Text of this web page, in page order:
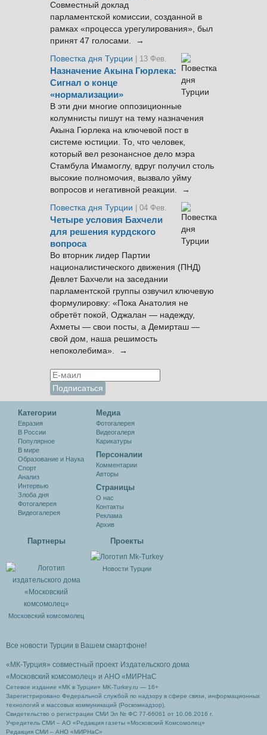
Совместный доклад
парламентской комиссии, созданной в
рамках «процесса урегулирования», был
принят 47 голосами. →
Повестка дня Турции
| 13 Фев.
Назначение Акына Гюрлека:
Сигнал о конце
«нормализации»
В эти дни многие оппозиционные
колумнисты пишут на тему назначения
Акына Гюрлека на ключевой пост в
системе юстиции. То, что человек,
который вел резонансное дело мэра
Стамбула Имамоглу, вдруг получил столь
высокие полномочия, вызвало уйму
вопросов и негативной реакции. →
Повестка дня Турции
| 04 Фев.
Четыре условия Бахчели
для решения курдского
вопроса
Во вторник лидер Партии
националистического движения (ПНД)
Девлет Бахчели на заседании
парламентской группы озвучил ключевую
формулировку: «Пока Анатолия не
обретёт покой, Оджалан — надежду,
Ахметы — свои посты, а Демирташ —
свой дом, наша решимость
непоколебима». →
Категории
Евразия
В России
Популярное
В мире
Образование и Наука
Спорт
Анализ
Интервью
Злоба дня
Фотогалерея
Видеогалерея
Медиа
Фотогалерея
Видеогалеря
Карикатуры
Персоналии
Комментарии
Авторы
Cтраницы
О нас
Контакты
Реклама
Архив
Партнеры
Московский комсомолец
Проекты
Новости Турции
Все новости Турции в Вашем смартфоне!
«МК-Турция» совместный проект Издательского дома
«Московский комсомолец» и АНО «МИРНаС
Сетевое издание «МК в Турции» MK-Turkey.ru — 16+
Зарегистрировано Федеральной службой по надзору в сфере связи, информационных
технологий и массовых коммуникаций (Роскомнадзор).
Свидетельство о регистрации СМИ Эл № ФС 77-66061 от 10.06.2016 г.
Учредитель СМИ – АО «Редакция газеты «Московский Комсомолец»
Редакция СМИ – АНО «МИРНаС»